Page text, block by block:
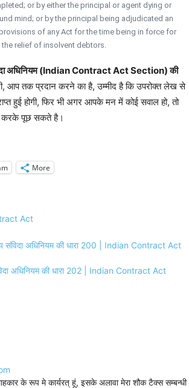
or by either the principal or agent dying or
mind; or by the principal being adjudicated an
of any Act for the time being in force for
the relief of insolvent debtors.
अधिनियम (Indian Contract Act Section) की
आप तक प्रदान करने का है, उम्मीद है कि उपरोक्त लेख से
हुई होगी, फिर भी अगर आपके मन में कोई सवाल हो, तो
करके पूछ सकते है।
More
Act
संविदा अधिनियम की धारा 200 | Indian Contract Act
अधिनियम की धारा 202 | Indian Contract Act
के रूप मे कार्यरत् हूं, इसके अलावा मेरा शौक टैक्स सम्बन्धी